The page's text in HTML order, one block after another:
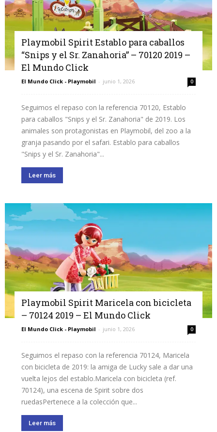
Playmobil Spirit Establo para caballos
“Snips y el Sr. Zanahoria” – 70120 2019 –
El Mundo Click
El Mundo Click - Playmobil - junio 1, 2026 0
Seguimos el repaso con la referencia 70120, Establo
para caballos "Snips y el Sr. Zanahoria" de 2019. Los
animales son protagonistas en Playmobil, del zoo a la
granja pasando por el safari. Establo para caballos
"Snips y el Sr. Zanahoria"...
Leer más
Playmobil Spirit Maricela con bicicleta
– 70124 2019 – El Mundo Click
El Mundo Click - Playmobil - junio 1, 2026 0
Seguimos el repaso con la referencia 70124, Maricela
con bicicleta de 2019: la amiga de Lucky sale a dar una
vuelta lejos del establo.Maricela con bicicleta (ref.
70124), una escena de Spirit sobre dos
ruedasPertenece a la colección que...
Leer más